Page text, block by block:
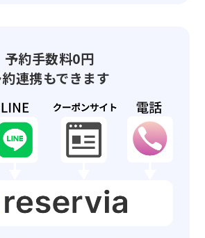
予約手数料0円
連携もできます